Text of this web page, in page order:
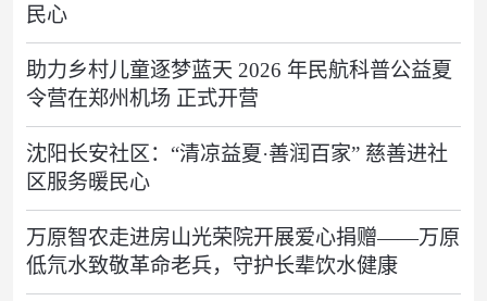
民心
助力乡村儿童逐梦蓝天 2026 年民航科普公益夏
令营在郑州机场 正式开营
沈阳长安社区：“清凉益夏·善润百家” 慈善进社
区服务暖民心
万原智农走进房山光荣院开展爱心捐赠——万原
低氘水致敬革命老兵，守护长辈饮水健康